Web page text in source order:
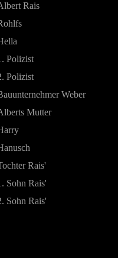
Rais
Polizist
Polizist
Weber
Mutter
Rais'
Sohn Rais'
Sohn Rais'